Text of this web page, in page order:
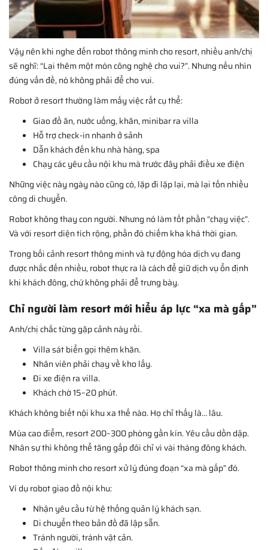
Vậy nên khi nghe đến robot thông minh cho resort, nhiều anh/chị
sẽ nghĩ: “Lại thêm một món công nghệ cho vui?”. Nhưng nếu nhìn
đúng vấn đề, nó không phải để cho vui.
Robot ở resort thường làm mấy việc rất cụ thể:
Giao đồ ăn, nước uống, khăn, minibar ra villa
Hỗ trợ check-in nhanh ở sảnh
Dẫn khách đến khu nhà hàng, spa
Chạy các yêu cầu nội khu mà trước đây phải điều xe điện
Những việc này ngày nào cũng có, lặp đi lặp lại, mà lại tốn nhiều
công di chuyển.
Robot không thay con người. Nhưng nó làm tốt phần “chạy việc”.
Và với resort diện tích rộng, phần đó chiếm kha khá thời gian.
Trong bối cảnh resort thông minh và tự động hóa dịch vụ đang
được nhắc đến nhiều, robot thực ra là cách để giữ dịch vụ ổn định
khi khách đông, chứ không phải để trưng bày.
Chỉ người làm resort mới hiểu áp lực “xa mà gấp”
Anh/chị chắc từng gặp cảnh này rồi.
Villa sát biển gọi thêm khăn.
Nhân viên phải chạy về kho lấy.
Đi xe điện ra villa.
Khách chờ 15–20 phút.
Khách không biết nội khu xa thế nào. Họ chỉ thấy là… lâu.
Mùa cao điểm, resort 200–300 phòng gần kín. Yêu cầu dồn dập.
Nhân sự thì không thể tăng gấp đôi chỉ vì vài tháng đông khách.
Robot thông minh cho resort xử lý đúng đoạn “xa mà gấp” đó.
Ví dụ robot giao đồ nội khu:
Nhận yêu cầu từ hệ thống quản lý khách sạn.
Di chuyển theo bản đồ đã lập sẵn.
Tránh người, tránh vật cản.